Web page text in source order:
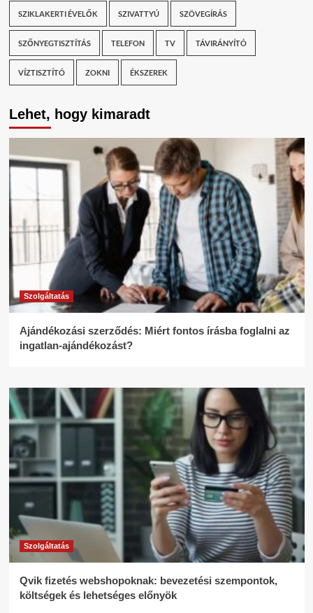
SZIKLAKERTI ÉVELŐK SZIVATTYÚ SZÖVEGÍRÁS
SZŐNYEGTISZTÍTÁS TELEFON TV TÁVIRÁNYÍTÓ
VÍZTISZTÍTÓ ZOKNI ÉKSZEREK
Lehet, hogy kimaradt
Szolgáltatás
Ajándékozási szerződés: Miért fontos írásba foglalni az
ingatlan-ajándékozást?
Szolgáltatás
Qvik fizetés webshopoknak: bevezetési szempontok,
költségek és lehetséges előnyök